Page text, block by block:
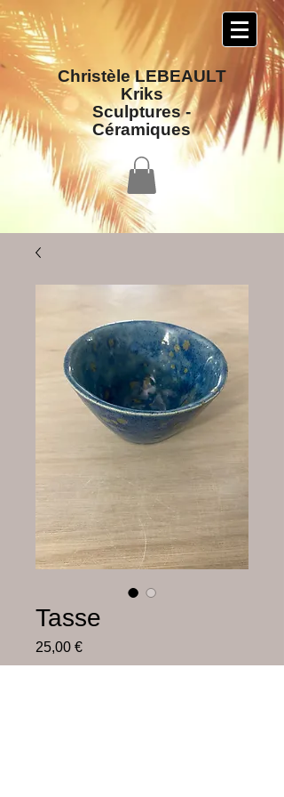
Christèle LEBEAULT
Kriks
Sculptures​ -
Céramiques
Tasse
25,00 €Prix